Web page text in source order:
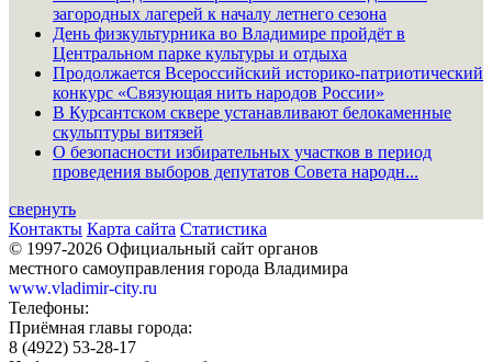
загородных лагерей к началу летнего сезона
День физкультурника во Владимире пройдёт в
Центральном парке культуры и отдыха
Продолжается Всероссийский историко-патриотический
конкурс «Связующая нить народов России»
В Курсантском сквере устанавливают белокаменные
скульптуры витязей
О безопасности избирательных участков в период
проведения выборов депутатов Совета народн...
свернуть
Контакты Карта сайта Статистика
© 1997-2026 Официальный сайт органов
местного самоуправления города Владимира
www.vladimir-city.ru
Телефоны:
Приёмная главы города:
8 (4922) 53-28-17